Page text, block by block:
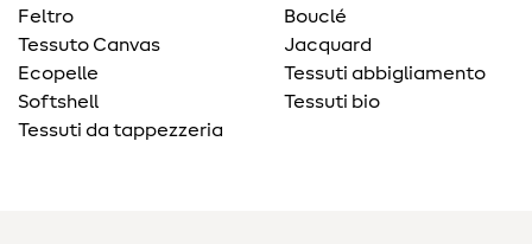
Feltro
Tessuto Canvas
Ecopelle
Softshell
Tessuti da tappezzeria
Bouclé
Jacquard
Tessuti abbigliamento
Tessuti bio